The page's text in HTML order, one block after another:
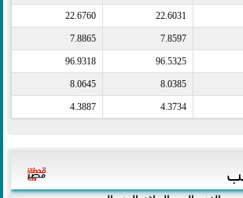
22.6031
22.6760
7.8597
7.8865
96.5325
96.9318
8.0385
8.0645
4.3734
4.3887